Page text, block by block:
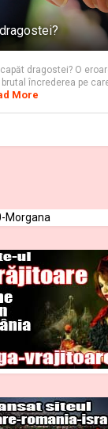
dragostei? O
încrederea pe
More